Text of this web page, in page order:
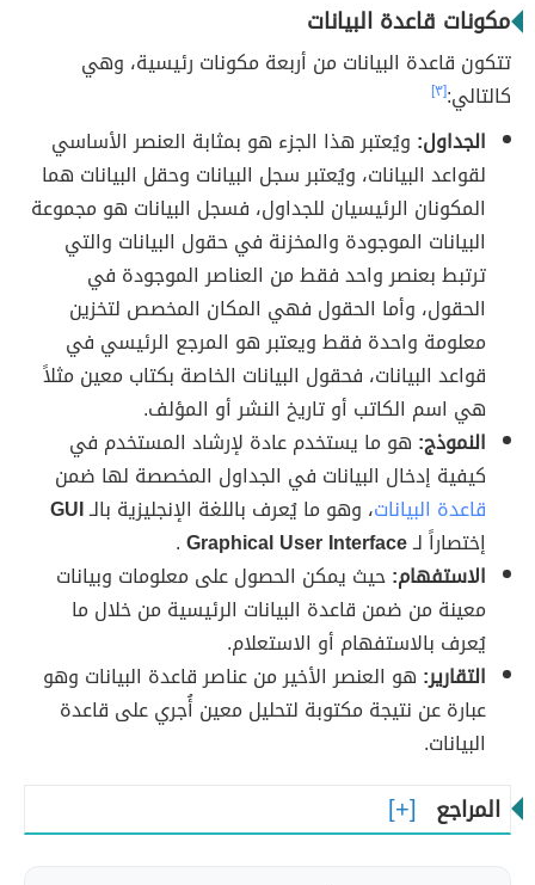
مكونات قاعدة البيانات
تتكون قاعدة البيانات من أربعة مكونات رئيسية، وهي
كالتالي:[٣]
الجداول: ويُعتبر هذا الجزء هو بمثابة العنصر الأساسي
لقواعد البيانات، ويُعتبر سجل البيانات وحقل البيانات هما
المكونان الرئيسيان للجداول، فسجل البيانات هو مجموعة
البيانات الموجودة والمخزنة في حقول البيانات والتي
ترتبط بعنصر واحد فقط من العناصر الموجودة في
الحقول، وأما الحقول فهي المكان المخصص لتخزين
معلومة واحدة فقط ويعتبر هو المرجع الرئيسي في
قواعد البيانات، فحقول البيانات الخاصة بكتاب معين مثلاً
هي اسم الكاتب أو تاريخ النشر أو المؤلف.
النموذج: هو ما يستخدم عادة لإرشاد المستخدم في
كيفية إدخال البيانات في الجداول المخصصة لها ضمن
قاعدة البيانات، وهو ما يُعرف باللغة الإنجليزية بالـGUI
إختصاراً لـGraphical User Interface
.
الاستفهام:حيث يمكن الحصول على معلومات وبيانات
معينة من ضمن قاعدة البيانات الرئيسية من خلال ما
يُعرف بالاستفهام أو الاستعلام.
التقارير: هو العنصر الأخير من عناصر قاعدة البيانات وهو
عبارة عن نتيجة مكتوبة لتحليل معين أُجري على قاعدة
البيانات.
المراجع